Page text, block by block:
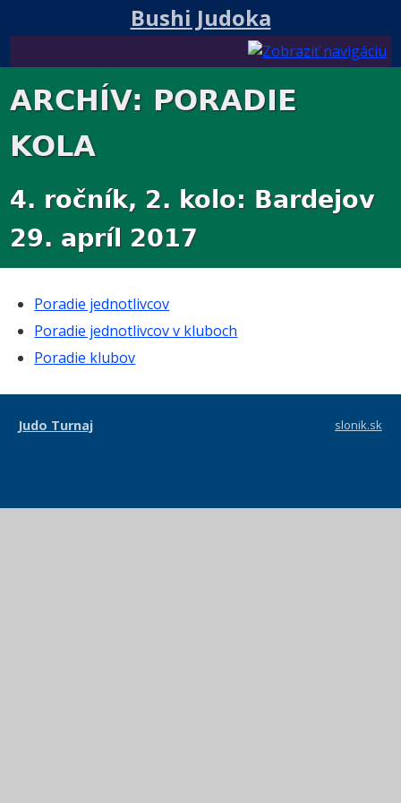
Bushi Judoka
ARCHÍV: PORADIE
KOLA
4. ročník, 2. kolo: Bardejov
29. apríl 2017
Poradie jednotlivcov
Poradie jednotlivcov v kluboch
Poradie klubov
Judo Turnaj slonik.sk